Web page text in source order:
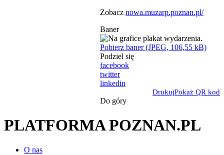
Zobacz nowa.muzarp.poznan.pl/
Baner
Pobierz baner (JPEG, 106,55 kB)
Podziel się
facebook
twitter
linkedin
DrukujPokaż QR kod
Do góry
PLATFORMA POZNAN.PL
O nas